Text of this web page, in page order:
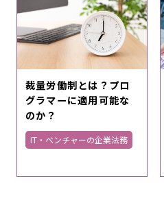
裁量労働制とは？プロ
グラマーに適用可能な
のか？
IT・ベンチャーの企業法務